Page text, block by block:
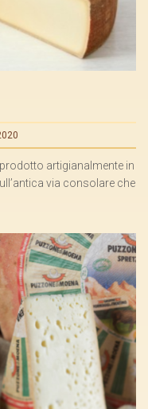
prodotto artigianalmente in
via consolare che